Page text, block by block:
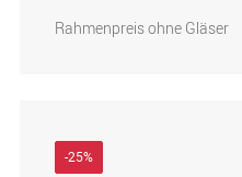
Rahmenpreis ohne Gläser
-25%